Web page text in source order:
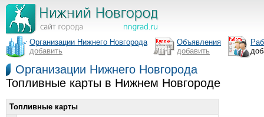
Организации Нижнего Новгорода
добавить
Объявления
добавить
Организации Нижнего Новгорода
Топливные карты в Нижнем Новгороде
Топливные карты